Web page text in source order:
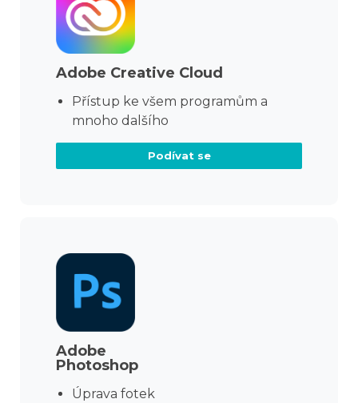
Adobe Creative Cloud
Přístup ke všem programům a
mnoho dalšího
Podívat se
Adobe
Photoshop
Úprava fotek